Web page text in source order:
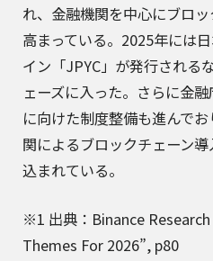
れ、金融機関を中心にブロ
高まっている。2025年には
イン「JPYC」が発行される
ェーズに入った。さらに金
に向けた制度整備も進んで
関によるブロックチェーン
込まれている。
※1 出典：Binance
Themes For 2026”, p80